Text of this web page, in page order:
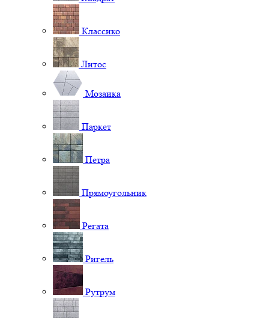
Классико
Литос
Мозаика
Паркет
Петра
Прямоугольник
Регата
Ригель
Рутрум